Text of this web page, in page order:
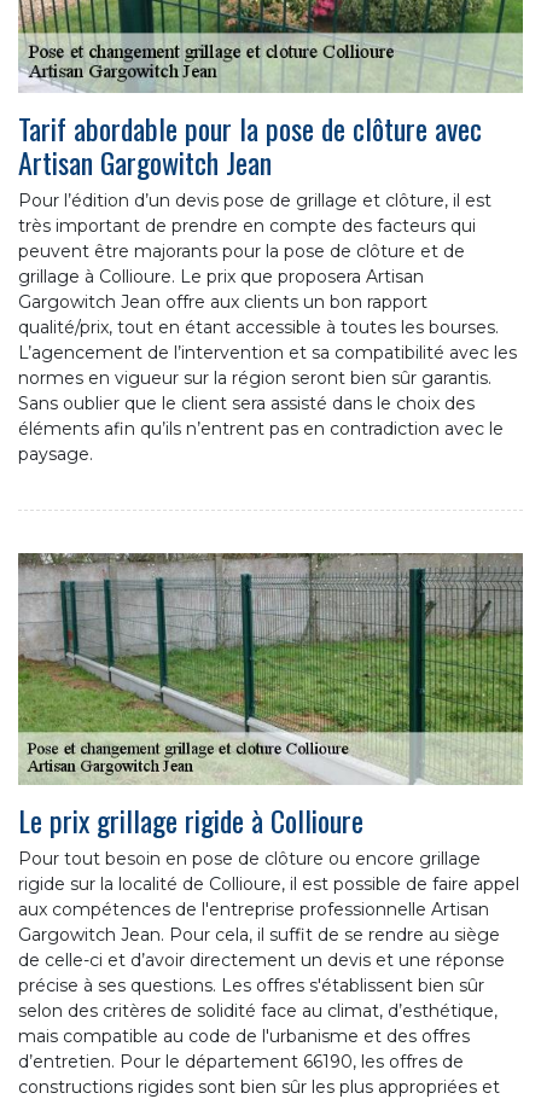
Tarif abordable pour la pose de clôture avec
Artisan Gargowitch Jean
Pour l’édition d’un devis pose de grillage et clôture, il est
très important de prendre en compte des facteurs qui
peuvent être majorants pour la pose de clôture et de
grillage à Collioure. Le prix que proposera Artisan
Gargowitch Jean offre aux clients un bon rapport
qualité/prix, tout en étant accessible à toutes les bourses.
L’agencement de l’intervention et sa compatibilité avec les
normes en vigueur sur la région seront bien sûr garantis.
Sans oublier que le client sera assisté dans le choix des
éléments afin qu’ils n’entrent pas en contradiction avec le
paysage.
Le prix grillage rigide à Collioure
Pour tout besoin en pose de clôture ou encore grillage
rigide sur la localité de Collioure, il est possible de faire appel
aux compétences de l'entreprise professionnelle Artisan
Gargowitch Jean. Pour cela, il suffit de se rendre au siège
de celle-ci et d’avoir directement un devis et une réponse
précise à ses questions. Les offres s'établissent bien sûr
selon des critères de solidité face au climat, d’esthétique,
mais compatible au code de l'urbanisme et des offres
d’entretien. Pour le département 66190, les offres de
constructions rigides sont bien sûr les plus appropriées et